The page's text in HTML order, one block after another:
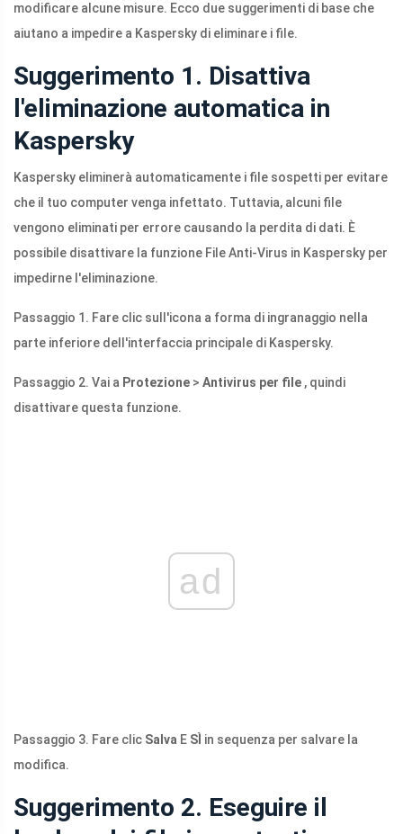
modificare alcune misure. Ecco due suggerimenti di base che
aiutano a impedire a Kaspersky di eliminare i file.
Suggerimento 1. Disattiva
l'eliminazione automatica in
Kaspersky
Kaspersky eliminerà automaticamente i file sospetti per evitare
che il tuo computer venga infettato. Tuttavia, alcuni file
vengono eliminati per errore causando la perdita di dati. È
possibile disattivare la funzione File Anti-Virus in Kaspersky per
impedirne l'eliminazione.
Passaggio 1. Fare clic sull'icona a forma di ingranaggio nella
parte inferiore dell'interfaccia principale di Kaspersky.
Passaggio 2. Vai a Protezione > Antivirus per file , quindi
disattivare questa funzione.
ad
Passaggio 3. Fare clic Salva E SÌ in sequenza per salvare la
modifica.
Suggerimento 2. Eseguire il